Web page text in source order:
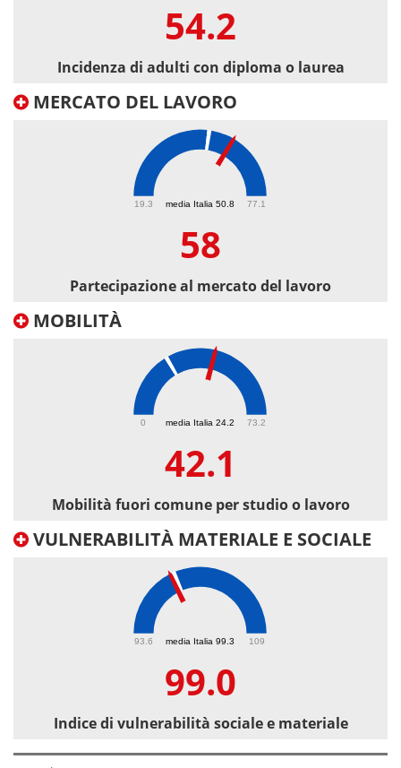
54.2
Incidenza di adulti con diploma o laurea
MERCATO DEL LAVORO
media Italia 50.8
19.3 77.1
58
Partecipazione al mercato del lavoro
MOBILITÀ
media Italia 24.2
0 73.2
42.1
Mobilità fuori comune per studio o lavoro
VULNERABILITÀ MATERIALE E SOCIALE
media Italia 99.3
93.6 109
99.0
Indice di vulnerabilità sociale e materiale